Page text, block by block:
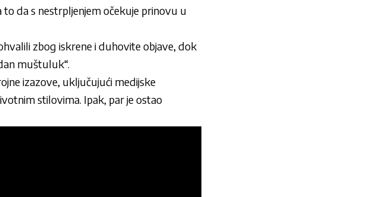
to da s nestrpljenjem očekuje prinovu u
zbog iskrene i duhovite objave, dok
muštuluk“.
izazove, uključujući medijske
stilovima. Ipak, par je ostao